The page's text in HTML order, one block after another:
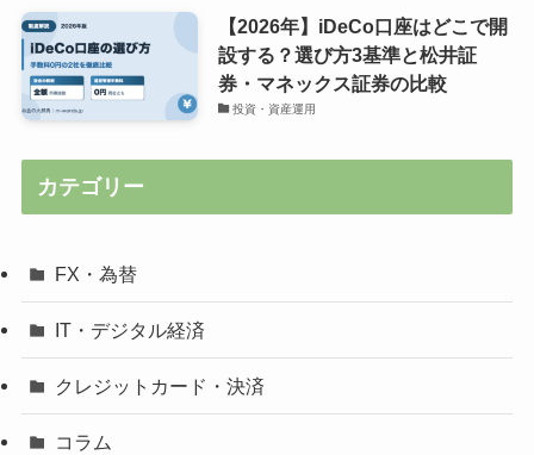
【2026年】iDeCo口座はどこで開
設する？選び方3基準と松井証
券・マネックス証券の比較
投資・資産運用
カテゴリー
FX・為替
IT・デジタル経済
クレジットカード・決済
コラム